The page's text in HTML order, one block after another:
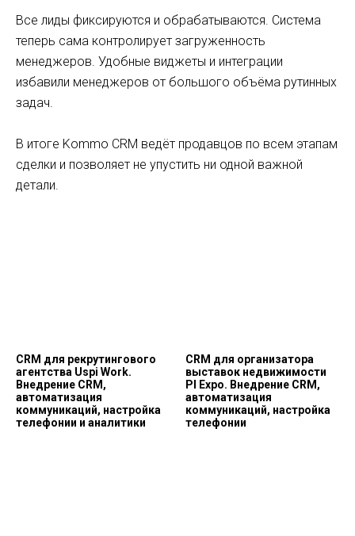
Все лиды фиксируются и обрабатываются. Система
теперь сама контролирует загруженность
менеджеров. Удобные виджеты и интеграции
избавили менеджеров от большого объёма рутинных
задач.
В итоге Kommo CRM ведёт продавцов по всем этапам
сделки и позволяет не упустить ни одной важной
детали.
CRM для рекрутингового
агентства Uspi Work.
Внедрение CRM,
автоматизация
коммуникаций, настройка
телефонии и аналитики
CRM для организатора
выставок недвижимости
PI Expo. Внедрение CRM,
автоматизация
коммуникаций, настройка
телефонии